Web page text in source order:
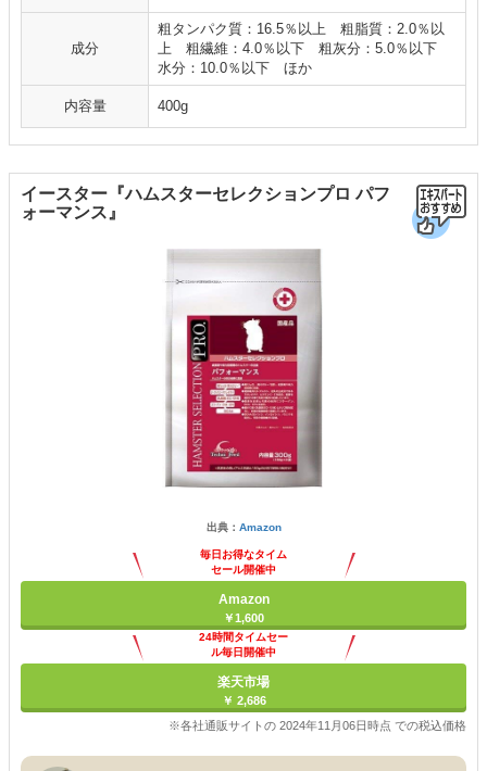
成分
粗タンパク質：16.5％以上 粗脂質：2.0％以
上 粗繊維：4.0％以下 粗灰分：5.0％以下
水分：10.0％以下 ほか
内容量 400g
イースター『ハムスターセレクションプロ パフ
ォーマンス』
出典： Amazon
毎日お得なタイム
セール開催中
Amazon
￥1,600
24時間タイムセー
ル毎日開催中
楽天市場
￥ 2,686
※各社通販サイトの 2024年11月06日時点 での税込価格